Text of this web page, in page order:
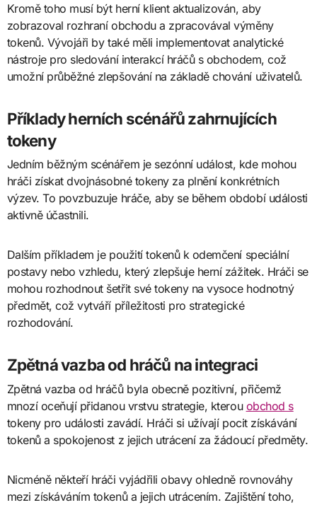
Kromě toho musí být herní klient aktualizován, aby
zobrazoval rozhraní obchodu a zpracovával výměny
tokenů. Vývojáři by také měli implementovat analytické
nástroje pro sledování interakcí hráčů s obchodem, což
umožní průběžné zlepšování na základě chování uživatelů.
Příklady herních scénářů zahrnujících
tokeny
Jedním běžným scénářem je sezónní událost, kde mohou
hráči získat dvojnásobné tokeny za plnění konkrétních
výzev. To povzbuzuje hráče, aby se během období události
aktivně účastnili.
Dalším příkladem je použití tokenů k odemčení speciální
postavy nebo vzhledu, který zlepšuje herní zážitek. Hráči se
mohou rozhodnout šetřit své tokeny na vysoce hodnotný
předmět, což vytváří příležitosti pro strategické
rozhodování.
Zpětná vazba od hráčů na integraci
Zpětná vazba od hráčů byla obecně pozitivní, přičemž
mnozí oceňují přidanou vrstvu strategie, kterou obchod s
tokeny pro události zavádí. Hráči si užívají pocit získávání
tokenů a spokojenost z jejich utrácení za žádoucí předměty.
Nicméně někteří hráči vyjádřili obavy ohledně rovnováhy
mezi získáváním tokenů a jejich utrácením. Zajištění toho,